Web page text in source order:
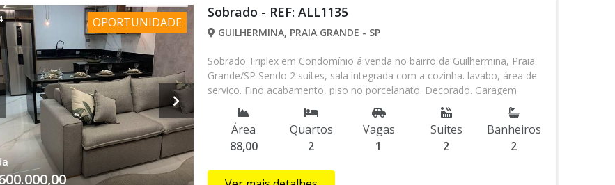
OPORTUNIDADE
Sobrado - REF: ALL1135
GUILHERMINA, PRAIA GRANDE - SP
Sobrado Triplex em Condomínio á venda no bairro da Guilhermina, Praia
Grande/SP Sendo 2 suítes, sala integrada com a cozinha. lavabo, área de
serviço. Fino acabamento, piso no porcelanato. Decorado. Garagem
privativa com Churrasqueira a carvão. Fechadura eletrônica. Localizado a
700 metros da Praia, próximo de mercado, escolas, padarias, comércio,
farmácia, entre outros .... Condição de Pagamento: á Vista ou
Financiamento Bancário ****Referência ALL1133*** ***Consulte-nos
alteração sem prévio aviso***
Área
88,00
Quartos
2
Vagas
1
Suites
2
Banheiros
2